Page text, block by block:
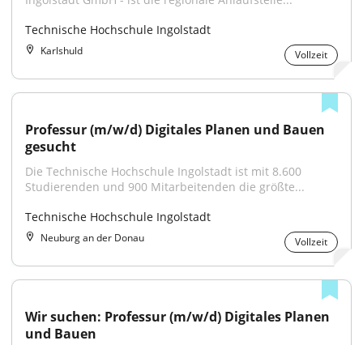
Technische Hochschule Ingolstadt
Karlshuld Vollzeit
Professur (m/w/d) Digitales Planen und Bauen
gesucht
Die Technische Hochschule Ingolstadt ist mit 8.600
Studierenden und 900 Mitarbeitenden die größte...
Technische Hochschule Ingolstadt
Neuburg an der Donau Vollzeit
Wir suchen: Professur (m/w/d) Digitales Planen
und Bauen